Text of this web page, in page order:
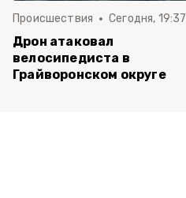
Происшествия Сегодня, 19:37
Дрон атаковал
велосипедиста в
Грайворонском округе